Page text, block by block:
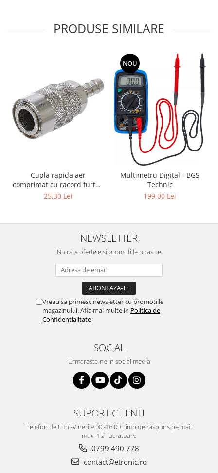
PRODUSE SIMILARE
Cupla rapida aer
comprimat cu racord furtun
8 mm (5/16") | SUA / Franta
25,30 Lei
NOU
Multimetru Digital - BGS
Technic
199,00 Lei
NEWSLETTER
Nu rata ofertele si promotiile noastre
Vreau sa primesc newsletter cu promotiile
magazinului. Afla mai multe in Politica de
Confidentialitate
SOCIAL
Urmareste-ne in social media
SUPORT CLIENTI
Telefon de Luni-Vineri 9:00 -16:00 Timp de raspuns pe mail
max. 1 zi lucratoare
0799 490 778
contact@etronic.ro